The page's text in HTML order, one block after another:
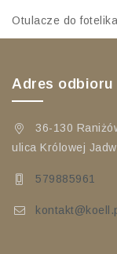
Otulacze do fotelika
Adres odbioru
36-130
ulica Królowej
579885961